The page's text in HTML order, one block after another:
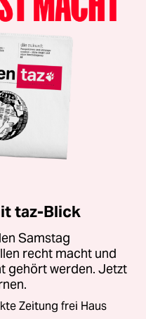
taz-Blick
Samstag
recht macht und
gehört werden. Jetzt
Zeitung frei Haus